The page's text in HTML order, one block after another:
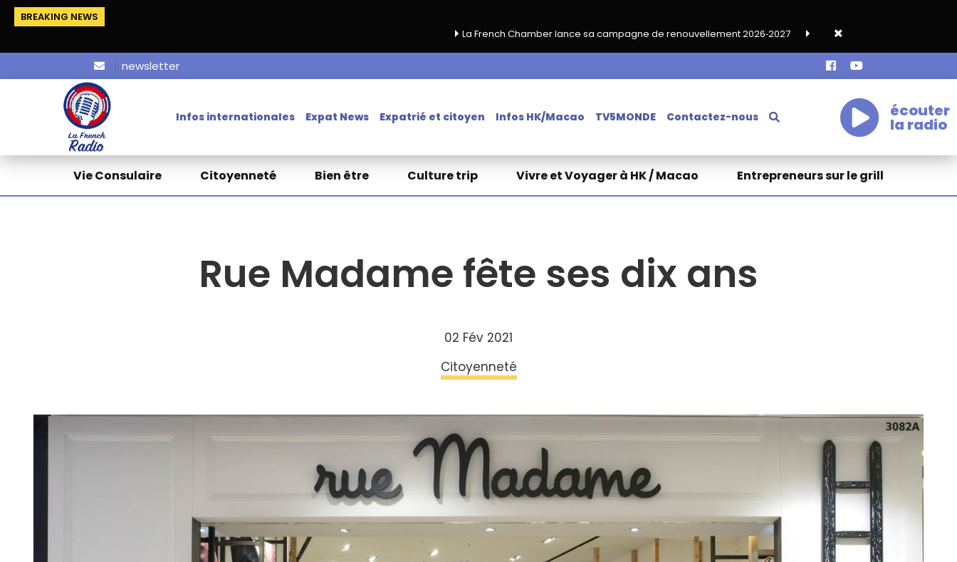
BREAKING NEWS
La French Chamber lance sa campagne de renouvellement 2026‑2027
Grand café de rentrée HKA le vendredi 18
newsletter
Infos internationales Expat News Expatrié et citoyen Infos HK/Macao TV5MONDE Contactez-nous écouter
la radio
Vie Consulaire Citoyenneté Bien être Culture trip Vivre et Voyager à HK / Macao Entrepreneurs sur le grill
Rue Madame fête ses dix ans
02 Fév 2021
Citoyenneté